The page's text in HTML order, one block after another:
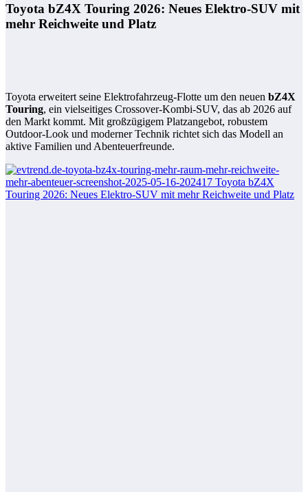
Toyota bZ4X Touring 2026: Neues Elektro-SUV mit
mehr Reichweite und Platz
Toyota erweitert seine Elektrofahrzeug-Flotte um den neuen bZ4X
Touring, ein vielseitiges Crossover-Kombi-SUV, das ab 2026 auf
den Markt kommt. Mit großzügigem Platzangebot, robustem
Outdoor-Look und moderner Technik richtet sich das Modell an
aktive Familien und Abenteuerfreunde.